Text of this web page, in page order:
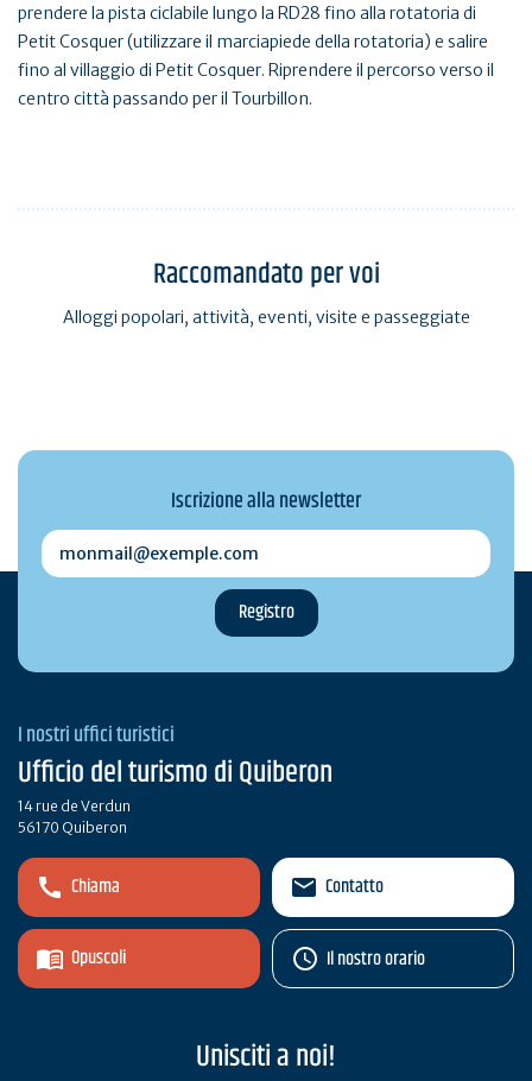
prendere la pista ciclabile lungo la RD28 fino alla rotatoria di
Petit Cosquer (utilizzare il marciapiede della rotatoria) e salire
fino al villaggio di Petit Cosquer. Riprendere il percorso verso il
centro città passando per il Tourbillon.
Raccomandato per voi
Alloggi popolari, attività, eventi, visite e passeggiate
Iscrizione alla newsletter
monmail@exemple.com
I nostri uffici turistici
Ufficio del turismo di Quiberon
14 rue de Verdun
56170 Quiberon
Chiama
Opuscoli
Contatto
Il nostro orario
Unisciti a noi!